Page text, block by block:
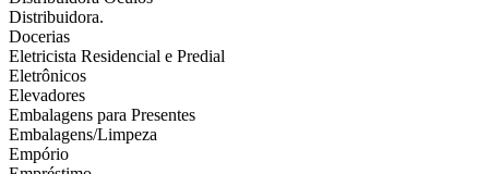
Distribuidora.
Docerias
Eletricista Residencial e Predial
Eletrônicos
Elevadores
Embalagens para Presentes
Embalagens/Limpeza
Empório